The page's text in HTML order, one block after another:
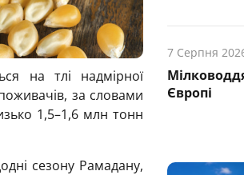
на тлі надмірної
за словами
1,5–1,6 млн тонн
сезону Рамадану,
7 Серпня
Європі